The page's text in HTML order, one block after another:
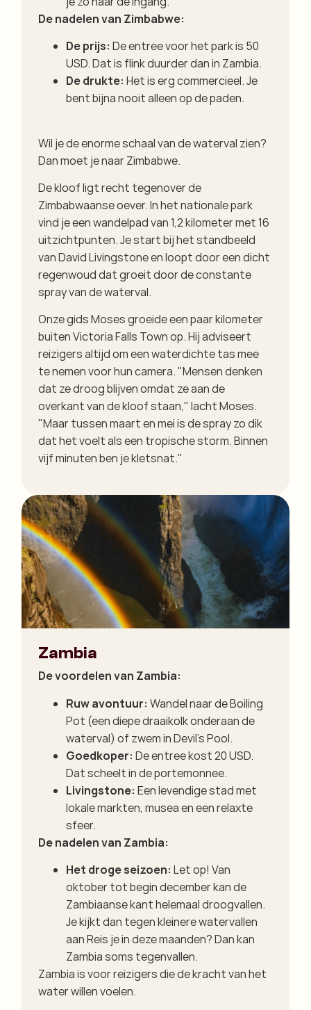
De nadelen van Zimbabwe:
De prijs: De entree voor het park is 50
USD. Dat is flink duurder dan in Zambia.
De drukte: Het is erg commercieel. Je
bent bijna nooit alleen op de paden.
Wil je de enorme schaal van de waterval zien?
Dan moet je naar Zimbabwe.
De kloof ligt recht tegenover de
Zimbabwaanse oever. In het nationale park
vind je een wandelpad van 1,2 kilometer met 16
uitzichtpunten. Je start bij het standbeeld
van David Livingstone en loopt door een dicht
regenwoud dat groeit door de constante
spray van de waterval.
Onze gids Moses groeide een paar kilometer
buiten Victoria Falls Town op. Hij adviseert
reizigers altijd om een waterdichte tas mee
te nemen voor hun camera. "Mensen denken
dat ze droog blijven omdat ze aan de
overkant van de kloof staan," lacht Moses.
"Maar tussen maart en mei is de spray zo dik
dat het voelt als een tropische storm. Binnen
vijf minuten ben je kletsnat."
Zambia
De voordelen van Zambia:
Ruw avontuur: Wandel naar de Boiling
Pot (een diepe draaikolk onderaan de
waterval) of zwem in Devil's Pool.
Goedkoper: De entree kost 20 USD.
Dat scheelt in de portemonnee.
Livingstone: Een levendige stad met
lokale markten, musea en een relaxte
sfeer.
De nadelen van Zambia:
Het droge seizoen: Let op! Van
oktober tot begin december kan de
Zambiaanse kant helemaal droogvallen.
Je kijkt dan tegen kleinere watervallen
aan Reis je in deze maanden? Dan kan
Zambia soms tegenvallen.
Zambia is voor reizigers die de kracht van het
water willen voelen.